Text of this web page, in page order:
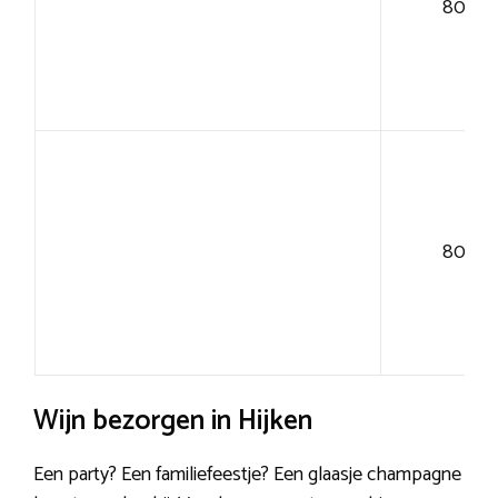
80+
80+
Wijn bezorgen in Hijken
Een party? Een familiefeestje? Een glaasje champagne